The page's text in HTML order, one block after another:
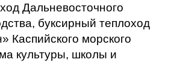
Дальневосточного
буксирный теплоход
Каспийского морского
культуры, школы и